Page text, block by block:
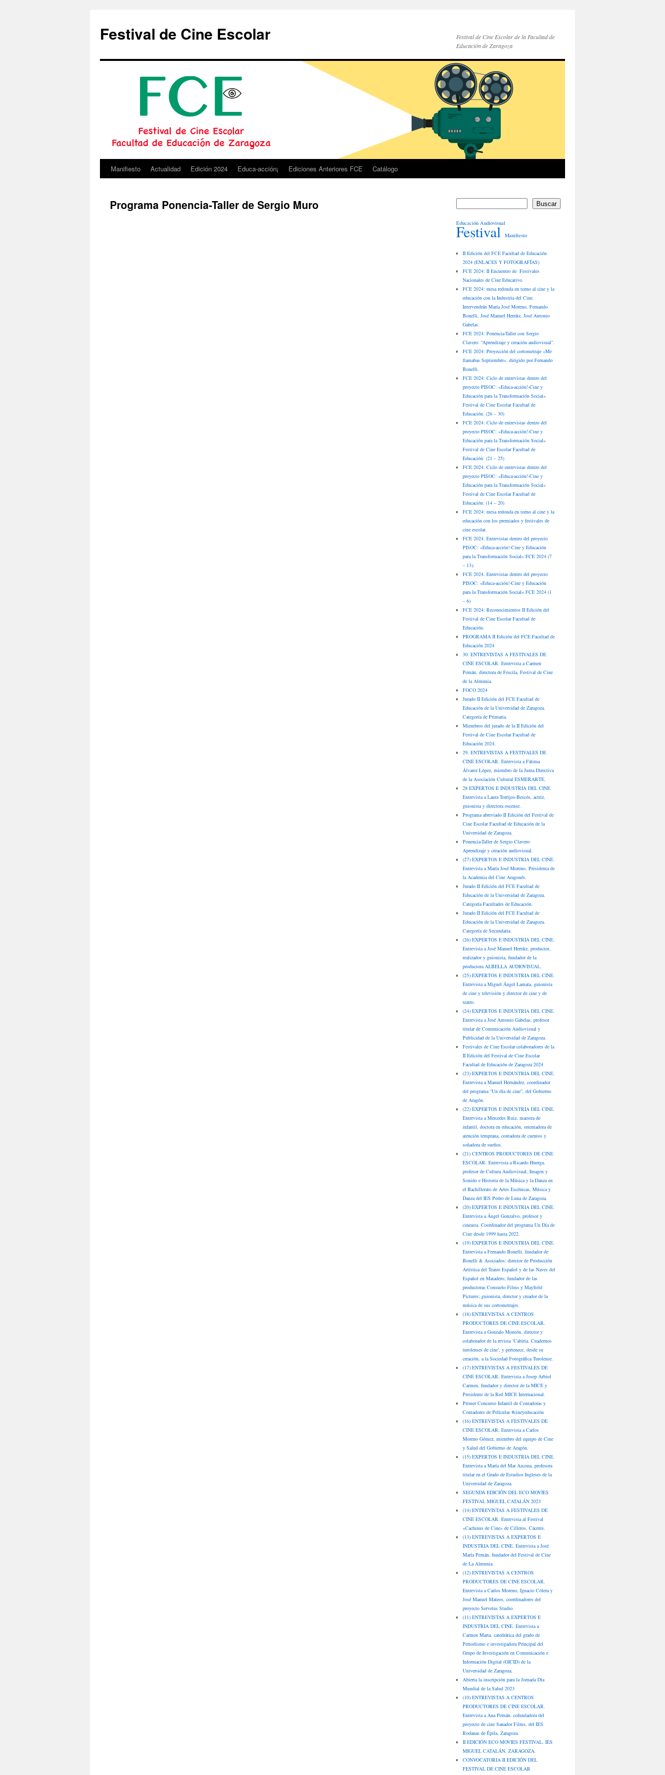
Festival de Cine Escolar
Festival de Cine Escolar de la Facultad de
Educación de Zaragoza
Saltar
contenido
Manifiesto Actualidad Edición 2024 Educa-acción¡ Ediciones Anteriores FCE Catálogo
Programa Ponencia-Taller de Sergio Muro Buscar
Educación Audiovisual
Festival Manifiesto
II Edición del FCE Facultad de Educación
2024 (ENLACES Y FOTOGRAFÍAS)
FCE 2024: II Encuentro de Festivales
Nacionales de Cine Educativo.
FCE 2024: mesa redonda en torno al cine y la
educación con la Industria del Cine.
Intervendrán María José Moreno, Fernando
Bonelli, José Manuel Herráiz, José Antonio
Gabelas.
FCE 2024: Ponencia-Taller con Sergio
Clavero: “Aprendizaje y creación audiovisual”.
FCE 2024: Proyección del cortometraje «Me
llamabas Septiembre», dirigido por Fernando
Bonelli.
FCE 2024: Ciclo de entrevistas dentro del
proyecto PISOC: «Educa-acción!-Cine y
Educación para la Transformación Social»
Festival de Cine Escolar Facultad de
Educación: (26 – 30)
FCE 2024: Ciclo de entrevistas dentro del
proyecto PISOC: «Educa-acción!-Cine y
Educación para la Transformación Social»
Festival de Cine Escolar Facultad de
Educación: (21 – 25)
FCE 2024. Ciclo de entrevistas dentro del
proyecto PISOC: «Educa-acción!-Cine y
Educación para la Transformación Social»
Festival de Cine Escolar Facultad de
Educación: (14 – 20)
FCE 2024: mesa redonda en torno al cine y la
educación con los premiados y festivales de
cine escolar.
FCE 2024. Entrevistas dentro del proyecto
PISOC: «Educa-acción!-Cine y Educación
para la Transformación Social» FCE 2024 (7
– 13).
FCE 2024. Entrevistas dentro del proyecto
PISOC: «Educa-acción!-Cine y Educación
para la Transformación Social» FCE 2024 (1
– 6)
FCE 2024: Reconocimientos II Edición del
Festival de Cine Escolar Facultad de
Educación.
PROGRAMA II Edición del FCE Facultad de
Educación 2024
30. ENTREVISTAS A FESTIVALES DE
CINE ESCOLAR. Entrevista a Carmen
Pemán, directora de Fescila, Festival de Cine
de la Almunia.
FOCO 2024
Jurado II Edición del FCE Facultad de
Educación de la Universidad de Zaragoza.
Categoría de Primaria.
Miembros del jurado de la II Edición del
Festival de Cine Escolar Facultad de
Educación 2024.
29. ENTREVISTAS A FESTIVALES DE
CINE ESCOLAR. Entrevista a Fátima
Álvarez López, miembro de la Junta Directiva
de la Asociación Cultural ESMERARTE.
28 EXPERTOS E INDUSTRIA DEL CINE.
Entrevista a Laura Torrijos-Bescós, actriz,
guionista y directora oscense.
Programa abreviado II Edición del Festival de
Cine Escolar Facultad de Educación de la
Universidad de Zaragoza.
Ponencia-Taller de Sergio Clavero:
Aprendizaje y creación audiovisual.
(27) EXPERTOS E INDUSTRIA DEL CINE.
Entrevista a María José Moreno, Presidenta de
la Academia del Cine Aragonés.
Jurado II Edición del FCE Facultad de
Educación de la Universidad de Zaragoza.
Categoría Facultades de Educación.
Jurado II Edición del FCE Facultad de
Educación de la Universidad de Zaragoza.
Categoría de Secundaria.
(26) EXPERTOS E INDUSTRIA DEL CINE.
Entrevista a José Manuel Herráiz, productor,
realizador y guionista, fundador de la
productora ALBELLA AUDIOVISUAL.
(25) EXPERTOS E INDUSTRIA DEL CINE.
Entrevista a Miguel Ángel Lamata, guionista
de cine y televisión y director de cine y de
teatro.
(24) EXPERTOS E INDUSTRIA DEL CINE.
Entrevista a José Antonio Gabelas, profesor
titular de Comunicación Audiovisual y
Publicidad de la Universidad de Zaragoza.
Festivales de Cine Escolar colaboradores de la
II Edición del Festival de Cine Escolar
Facultad de Educación de Zaragoza 2024
(23) EXPERTOS E INDUSTRIA DEL CINE.
Entrevista a Manuel Hernández, coordinador
del programa “Un día de cine”, del Gobierno
de Aragón.
(22) EXPERTOS E INDUSTRIA DEL CINE.
Entrevista a Mercedes Ruiz, maestra de
infantil, doctora en educación, orientadora de
atención temprana, contadora de cuentos y
soñadora de sueños.
(21) CENTROS PRODUCTORES DE CINE
ESCOLAR. Entrevista a Ricardo Huerga,
profesor de Cultura Audiovisual, Imagen y
Sonido e Historia de la Música y la Danza en
el Bachillerato de Artes Escénicas, Música y
Danza del IES Pedro de Luna de Zaragoza.
(20) EXPERTOS E INDUSTRIA DEL CINE.
Entrevista a Ángel Gonzalvo, profesor y
cineasta. Coordinador del programa Un Día de
Cine desde 1999 hasta 2022.
(19) EXPERTOS E INDUSTRIA DEL CINE.
Entrevista a Fernando Bonelli, fundador de
Bonelli & Asociados; director de Producción
Artística del Teatro Español y de las Naves del
Español en Matadero; fundador de las
productoras Consuelo Films y Mayfield
Pictures; guionista, director y creador de la
música de sus cortometrajes.
(18) ENTREVISTAS A CENTROS
PRODUCTORES DE CINE ESCOLAR.
Entrevista a Gonzalo Montón, director y
colaborador de la revista ‘Cabiria. Cuadernos
turolenses de cine’, y pertenece, desde su
creación, a la Sociedad Fotográfica Turolense.
(17) ENTREVISTAS A FESTIVALES DE
CINE ESCOLAR. Entrevista a Josep Arbiol
Carmen, fundador y director de la MICE y
Presidente de la Red MICE Internacional.
Primer Concurso Infantil de Contadoras y
Contadores de Películas #cineyeducación
(16) ENTREVISTAS A FESTIVALES DE
CINE ESCOLAR. Entrevista a Carlos
Moreno Gómez, miembro del equipo de Cine
y Salud del Gobierno de Aragón.
(15) EXPERTOS E INDUSTRIA DEL CINE.
Entrevista a María del Mar Azcona, profesora
titular en el Grado de Estudios Ingleses de la
Universidad de Zaragoza.
SEGUNDA EDICIÓN DEL ECO MOVIES
FESTIVAL MIGUEL CATALÁN 2023
(14) ENTREVISTAS A FESTIVALES DE
CINE ESCOLAR. Entrevista al Festival
«Cachinus de Cine» de Cilleros, Cáceres.
(13) ENTREVISTAS A EXPERTOS E
INDUSTRIA DEL CINE. Entrevista a José
María Pemán, fundador del Festival de Cine
de La Almunia.
(12) ENTREVISTAS A CENTROS
PRODUCTORES DE CINE ESCOLAR.
Entrevista a Carlos Moreno, Ignacio Cólera y
José Manuel Mateos, coordinadores del
proyecto Servetus Studio.
(11) ENTREVISTAS A EXPERTOS E
INDUSTRIA DEL CINE. Entrevista a
Carmen Marta, catedrática del grado de
Periodismo e investigadora Principal del
Grupo de Investigación en Comunicación e
Información Digital (GICID) de la
Universidad de Zaragoza.
Abierta la inscripción para la Jornada Día
Mundial de la Salud 2023
(10) ENTREVISTAS A CENTROS
PRODUCTORES DE CINE ESCOLAR.
Entrevista a Ana Pemán, cofundadora del
proyecto de cine Sanador Films, del IES
Rodanas de Épila, Zaragoza.
II EDICIÓN ECO MOVIES FESTIVAL, IES
MIGUEL CATALÁN, ZARAGOZA.
CONVOCATORIA II EDICIÓN DEL
FESTIVAL DE CINE ESCOLAR